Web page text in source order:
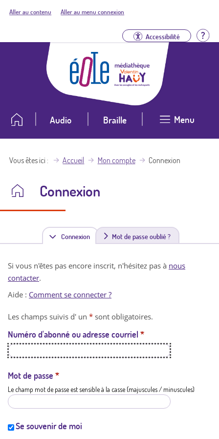
Aller au contenu Aller au menu connexion
Accessibilité
Audio Braille Menu
Vous êtes ici Accueil Mon compte Connexion
Connexion
Connexion(
n
t
a
t
i
Mot de passe oublié ?
Si vous n'êtes pas encore inscrit, n'hésitez pas à nous
contacter.
Aide : Comment se connecter ?
Les champs suivis d' un * sont obligatoires.
Numéro d'abonné ou adresse courriel *
Mot de passe *
Le champ mot de passe est sensible à la casse (majuscules / minuscules)
Se souvenir de moi